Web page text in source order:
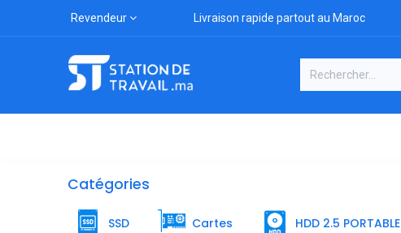
Revendeur Livraison rapide partout au Maroc
Catégories
SSD Cartes HDD 2.5 PORTABLE